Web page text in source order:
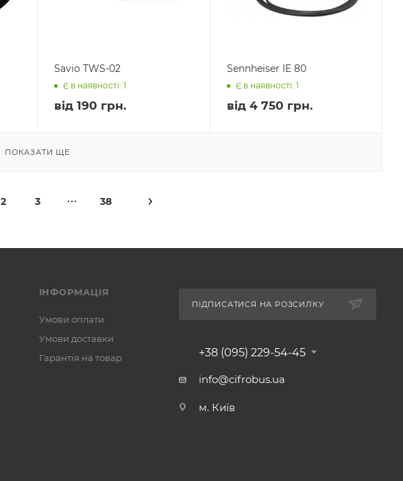
Savio TWS-02
Є в наявності: 1
від 190 грн.
Sennheiser IE 80
Є в наявності: 1
від 4 750 грн.
ПОКАЗАТИ ЩЕ
2 3 38
ІНФОРМАЦІЯ
Умови оплати
Умови доставки
Гарантія на товар
ПІДПИСАТИСЯ НА РОЗСИЛКУ
+38 (095) 229-54-45
info@cifrobus.ua
м. Київ